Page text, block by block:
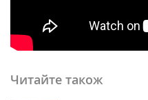
Читайте також